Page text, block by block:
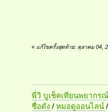
« แก้ไขครั้งสุดท้าย: ตุลาคม 04,
พี่วิ บูเช็คเทียนพยากร
ชื่อดัง / หมอดูออนไลน์